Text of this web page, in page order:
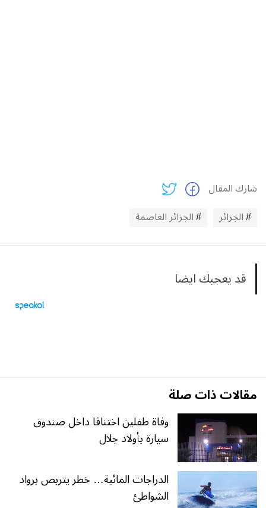
شارك المقال
الجزائر
الجزائر العاصمة
قد يعجبك ايضا
مقالات ذات صلة
وفاة طفلين اختناقا داخل صندوق
سيارة بأولاد جلال
الدراجات المائية… خطر يتربص برواد
الشواطئ